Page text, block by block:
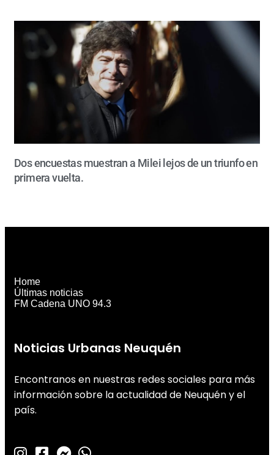
Dos encuestas muestran a Milei lejos de un triunfo en
primera vuelta.
Noticias Urbanas Neuquén
Encontranos en nuestras redes sociales para más
información sobre la actualidad de Neuquén y el
país.
Home
Últimas noticias
FM Cadena UNO 94.3